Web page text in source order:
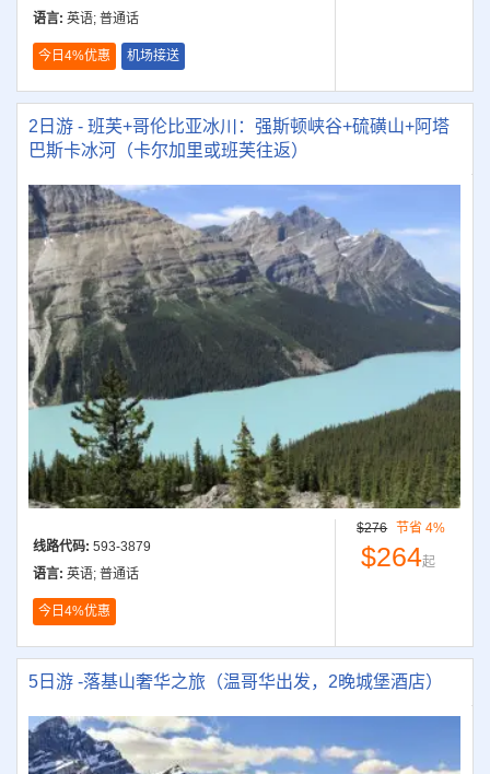
语言: 英语; 普通话
今日4%优惠 机场接送
2日游 - 班芙+哥伦比亚冰川：强斯顿峡谷+硫磺山+阿塔
巴斯卡冰河（卡尔加里或班芙往返）
线路代码: 593-3879
语言: 英语; 普通话
今日4%优惠
$276 节省 4%
$264起
5日游 -落基山奢华之旅（温哥华出发，2晚城堡酒店）